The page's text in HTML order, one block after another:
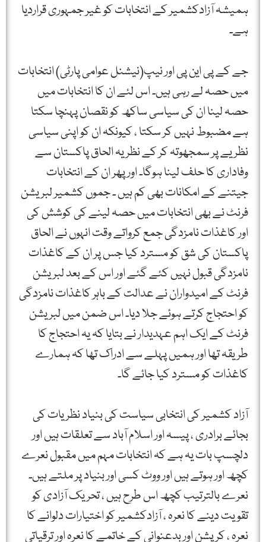
ہمیشہ آزادکشمیر کے انتخابات کو غیر جمہوری قراردیا
ہے۔
جے کے پی این پی اور نیپ(نیشنل عوامی پارٹی) انتخابات
میں حصہ لے رہی ہیں۔ اس لئے ان کا انتخابات میں
حصہ لینا ان کی سیاسی ساکھ کو نقصان پہنچا سکتا
ہے مضبوط نہیں کر سکتا ، کیونکہ ان کو اپنی سیاسی
نظریے پر سمجھوتہ کر کے نظریہ الحاق پاکستان سے
وفاداری کا حلف لینا ہوگا۔ اور پھر ان کے انتخابات
جیتنے کے امکانات بھی کم ہیں ۔ جموں کشمیر لبریشن
فرنٹ نے بھی انتخابات میں حصہ لینے کی کوشش کی
اور کاغذات نامزدگی جمع کرواتے وقت انہوں نے الحاق
پاکستان کی شق کو مسترد کیا جس پر ان کے کاغذات
نامزدگی قبول نہیں کئے گئے اور اس کے بعد لبریشن
فرنٹ کے امیدواران نے عدالت کے باہر کاغذات نامزدگی
کو احتجاج کرتے ہوئے جلا دیا۔ اس ضمن میں لبریشن
فرنٹ کے ایک اہم عہدیدار نے بتایا کہ یہ احتجاج کا
طریقہ تھا اور ہمیں پہلے سے ادراک تھا کہ ہمارے
کاغذات کو مسترد کیا جائے گا۔
آزاد کشمیر کی انتخابی سیاست کی بنیاد نظریات کی
بجائے برادری ، پیسہ اور اسلام آباد سے تعلقات ہیں اور
دلچسپ بات یہ ہے کہ انتخابات مہم میں مقبول نعرے
کچھ اور ہوتے ہیں اور ووٹ کسی اور بنیاد پر ملتے ہیں۔
نعرے بالترتیب کچھ اس طرح ہیں ، تحریک آزادی کو
تقویت دینے کا نعرہ ، آزادکشمیر کو اختیارات دلوانے کا
نعرہ ، کرپشن اور بدعنوانی کے خاتمے کا نعرہ اور ترقیاتی